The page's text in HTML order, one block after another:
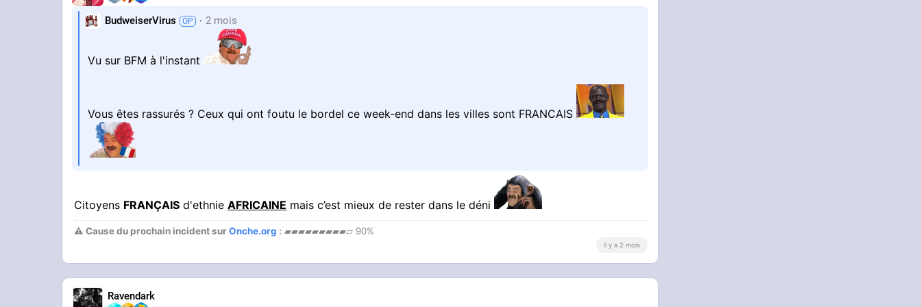
BudweiserVirus 2 mois
Vu sur BFM à l'instant
Vous êtes rassurés ? Ceux qui ont foutu le bordel ce week-end dans les villes sont FRANCAIS
Citoyens FRANÇAIS d'ethnieAFRICAINE mais c’est mieux de rester dans le déni
⚠ Cause du prochain incident surOnche.org : ▰▰▰▰▰▰▰▰▰▱ 90%
il y a 2 mois
Ravendark